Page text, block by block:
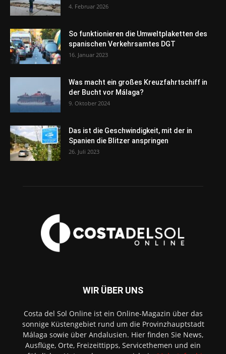
4. Februar 2026
So funktionieren die Umweltplaketten des
spanischen Verkehrsamtes DGT
16. Januar 2023
Was macht ein großes Kreuzfahrtschiff in
der Bucht vor Málaga?
9. Oktober 2024
Das ist die Geschwindigkeit, mit der in
Spanien die Blitzer anspringen
26. Juli 2023
WIR ÜBER UNS
Costa del Sol Online ist ein Online-Magazin über das
sonnige Küstengebiet rund um die Provinzhauptstadt
Málaga sowie über Andalusien. Hier finden Sie News,
Ausflüge, Orte, Freizeittipps, Servicethemen und ein